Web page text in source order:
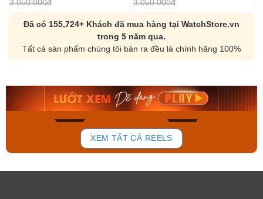
3.050.000đ 3.050.000đ
Đã có 155,724+ Khách đã mua hàng tại WatchStore.vn
trong 5 năm qua.
Tất cả sản phẩm chúng tôi bán ra đều là chính hãng 100%
168
Orient Nam RA-
Mua ngay
Casio Nam MTS-
Mua ngay
XEM TẤT CẢ REELS